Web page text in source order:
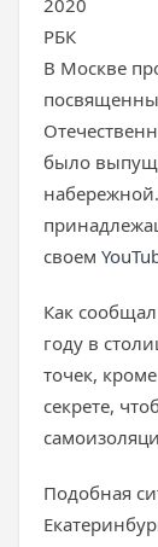
2020
РБК
В Москве
было
своем
Как
году в
точек,
секрете,
Подобная